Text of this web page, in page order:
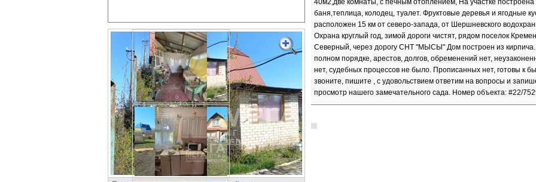
40м2,две комнаты, с печным отоплением, На участке построена
баня,теплица, колодец, туалет. Фруктовые деревья и ягодные
расположен 15 км от северо-запада, от Шершневского
Охрана круглый год, зимой дороги чистят, рядом поселок
Северный, через дорогу СНТ "МЫСЫ" Дом построен из
полном порядке, арестов, долгов, обременений нет,
нет, судебных процессов не было. Прописанных нет, готовы к
звоните, пишите , с удовольствием ответим на вопросы и
просмотр нашего замечательного сада. Номер объекта: #22/